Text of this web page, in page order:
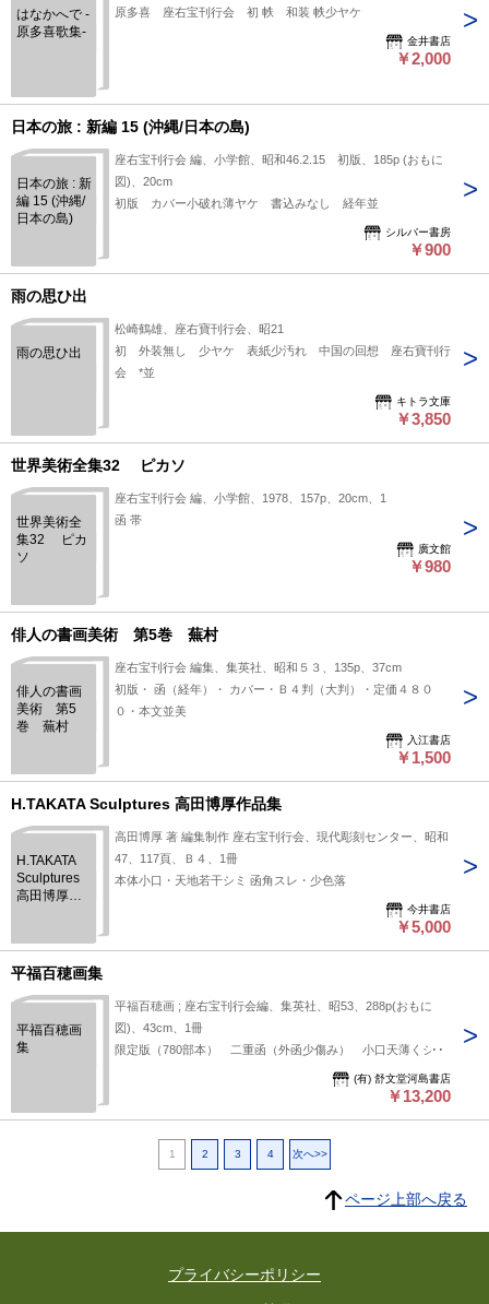
はなかへで -
原多喜歌集-
原多喜 座右宝刊行会 初 帙 和装 帙少ヤケ
金井書店
￥2,000
日本の旅 : 新編 15 (沖縄/日本の島)
日本の旅 : 新
編 15 (沖縄/
日本の島)
座右宝刊行会 編、小学館、昭和46.2.15 初版、185p (おもに
図)、20cm
初版 カバー小破れ薄ヤケ 書込みなし 経年並
シルバー書房
￥900
雨の思ひ出
雨の思ひ出
松崎鶴雄、座右寶刊行会、昭21
初 外装無し 少ヤケ 表紙少汚れ 中国の回想 座右寶刊行
会 *並
キトラ文庫
￥3,850
世界美術全集32 ピカソ
世界美術全
集32 ピカ
ソ
座右宝刊行会 編、小学館、1978、157p、20cm、1
函 帯
廣文館
￥980
俳人の書画美術 第5巻 蕪村
俳人の書画
美術 第5
巻 蕪村
座右宝刊行会 編集、集英社、昭和５３、135p、37cm
初版・ 函（経年）・ カバー・Ｂ４判（大判）・定価４８０
０・本文並美
入江書店
￥1,500
H.TAKATA Sculptures 高田博厚作品集
H.TAKATA
Sculptures
高田博厚作
高田博厚 著 編集制作 座右宝刊行会、現代彫刻センター、昭和
47、117頁、Ｂ４、1冊
本体小口・天地若干シミ 函角スレ・少色落
今井書店
￥5,000
平福百穂画集
平福百穂画
集
平福百穂画 ; 座右宝刊行会編、集英社、昭53、288p(おもに
図)、43cm、1冊
限定版（780部本） 二重函（外函少傷み） 小口天薄くシミ
(有) 舒文堂河島書店
￥13,200
1 2 3 4 次へ>>
ページ上部へ戻る
プライバシーポリシー